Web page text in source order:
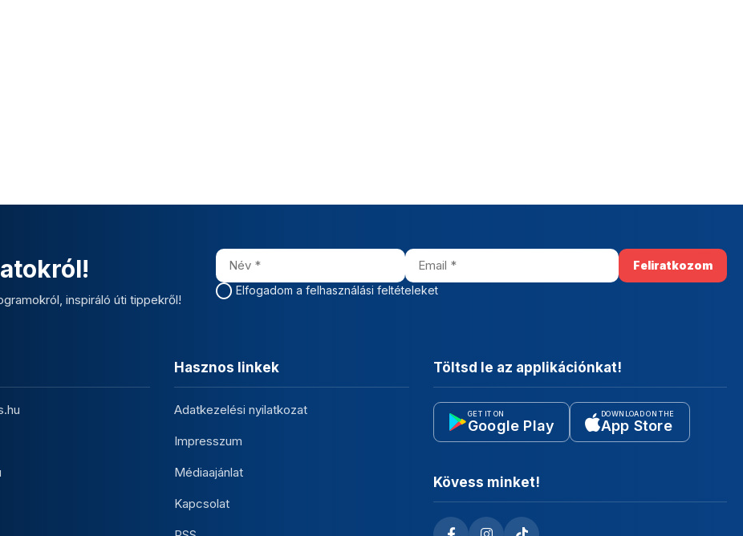
inspiráló úti tippekről!
Elfogadom a felhasználási feltételeket
Hasznos linkek
Adatkezelési nyilatkozat
Impresszum
Médiaajánlat
Kapcsolat
Töltsd le az applikációnkat!
GET IT ON
Google Play
DOWNLOAD ON THE
App Store
Kövess minket!